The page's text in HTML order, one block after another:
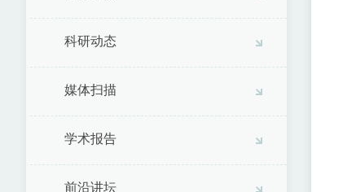
科研动态
媒体扫描
学术报告
前沿讲坛